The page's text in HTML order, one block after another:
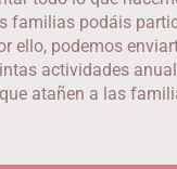
familias podáis
ello, podemos
actividades
atañen a las